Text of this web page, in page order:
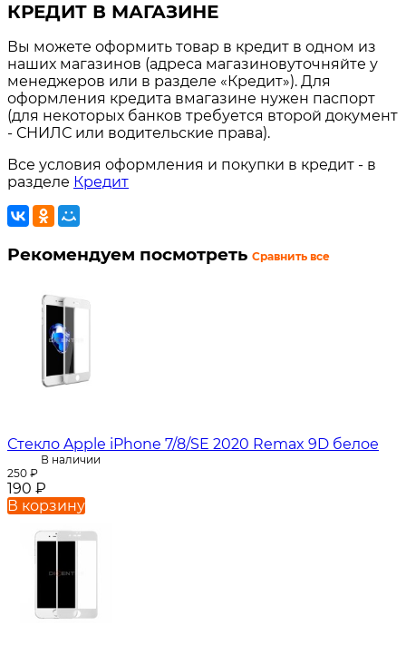
КРЕДИТ В МАГАЗИНЕ
Вы можете оформить товар в кредит в одном из
наших магазинов (адреса магазиновуточняйте у
менеджеров или в разделе «Кредит»). Для
оформления кредита вмагазине нужен паспорт
(для некоторых банков требуется второй документ
- СНИЛС или водительские права).
Все условия оформления и покупки в кредит - в
разделе Кредит
Рекомендуем посмотреть Сравнить все
Стекло Apple iPhone 7/8/SE 2020 Remax 9D белое
В наличии
250 ₽
190 ₽
В корзину